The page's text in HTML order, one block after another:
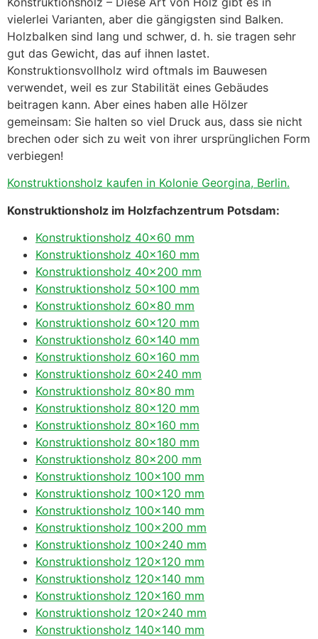
vielerlei Varianten, aber die gängigsten sind Balken.
Holzbalken sind lang und schwer, d. h. sie tragen sehr
gut das Gewicht, das auf ihnen lastet.
Konstruktionsvollholz wird oftmals im Bauwesen
verwendet, weil es zur Stabilität eines Gebäudes
beitragen kann. Aber eines haben alle Hölzer
gemeinsam: Sie halten so viel Druck aus, dass sie nicht
brechen oder sich zu weit von ihrer ursprünglichen Form
verbiegen!
Konstruktionsholz kaufen in Kolonie Georgina, Berlin.
Konstruktionsholz im Holzfachzentrum Potsdam:
Konstruktionsholz 40×60 mm
Konstruktionsholz 40×160 mm
Konstruktionsholz 40×200 mm
Konstruktionsholz 50×100 mm
Konstruktionsholz 60×80 mm
Konstruktionsholz 60×120 mm
Konstruktionsholz 60×140 mm
Konstruktionsholz 60×160 mm
Konstruktionsholz 60×240 mm
Konstruktionsholz 80×80 mm
Konstruktionsholz 80×120 mm
Konstruktionsholz 80×160 mm
Konstruktionsholz 80×180 mm
Konstruktionsholz 80×200 mm
Konstruktionsholz 100×100 mm
Konstruktionsholz 100×120 mm
Konstruktionsholz 100×140 mm
Konstruktionsholz 100×200 mm
Konstruktionsholz 100×240 mm
Konstruktionsholz 120×120 mm
Konstruktionsholz 120×140 mm
Konstruktionsholz 120×160 mm
Konstruktionsholz 120×240 mm
Konstruktionsholz 140×140 mm